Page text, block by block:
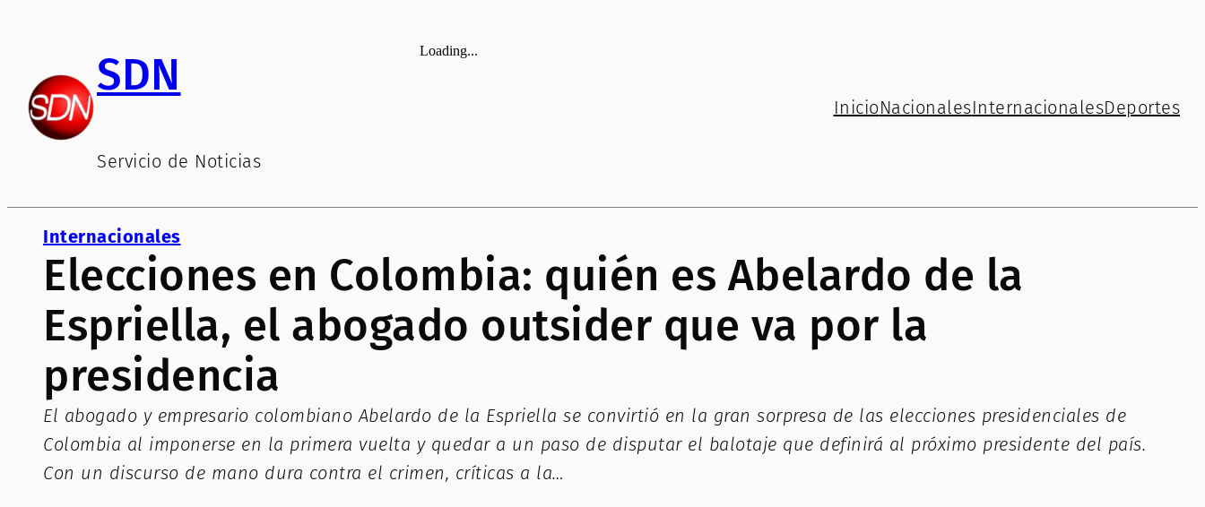
contenido
SDN
Servicio de Noticias
InicioNacionalesInternacionalesDeportes
Internacionales
Elecciones en Colombia: quién es Abelardo de la
Espriella, el abogado outsider que va por la
presidencia
El abogado y empresario colombiano Abelardo de la Espriella se convirtió en la gran sorpresa de las elecciones presidenciales de
Colombia al imponerse en la primera vuelta y quedar a un paso de disputar el balotaje que definirá al próximo presidente del país.
Con un discurso de mano dura contra el crimen, críticas a la…